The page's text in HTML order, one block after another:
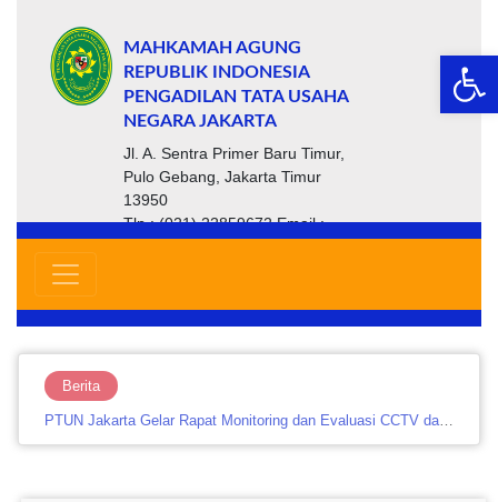
MAHKAMAH AGUNG
REPUBLIK INDONESIA
PENGADILAN TATA USAHA
NEGARA JAKARTA
Jl. A. Sentra Primer Baru Timur,
Pulo Gebang, Jakarta Timur
13950
Tlp : (021) 22859672 Email :
Berita